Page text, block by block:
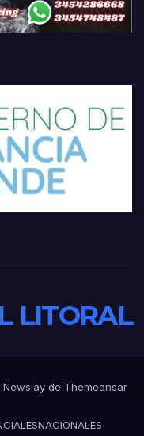
LITORAL
Newslayde Themeansar
NACIONALES